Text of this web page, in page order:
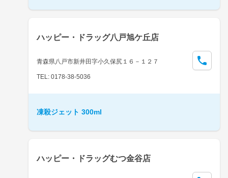
ハッピー・ドラッグ八戸旭ケ丘店
青森県八戸市新井田字小久保尻１６－１２７
TEL: 0178-38-5036
凍殺ジェット 300ml
ハッピー・ドラッグむつ金谷店